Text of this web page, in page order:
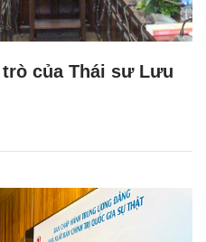
của Thái sư Lưu